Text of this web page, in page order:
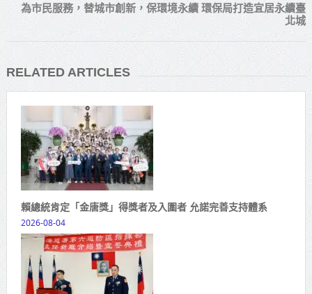
為市民服務，替城市創新，保環境永續 環保局打造宜居永續臺
北城
RELATED ARTICLES
賴總統肯定「金唐獎」得獎者及入圍者 允諾完善支持體系
2026-08-04